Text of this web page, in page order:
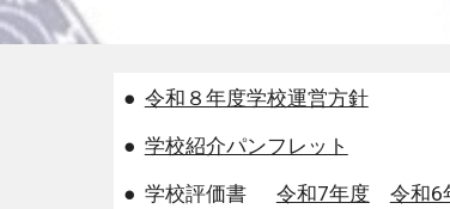
● 令和８年度学校運営方針
● 学校紹介パンフレット
● 学校評価書 令和7年度 令和6